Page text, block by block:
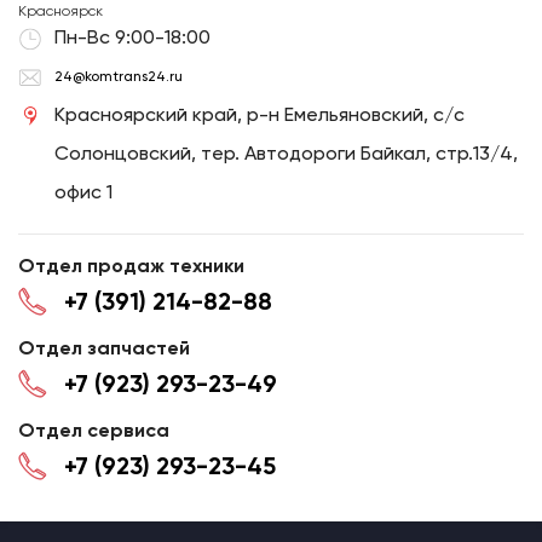
Красноярск
Пн-Вс 9:00-18:00
24@komtrans24.ru
Красноярский край, р-н Емельяновский, с/с
Солонцовский, тер. Автодороги Байкал, стр.13/4,
офис 1
Отдел продаж техники
+7 (391) 214-82-88
Отдел запчастей
+7 (923) 293-23-49
Отдел сервиса
+7 (923) 293-23-45